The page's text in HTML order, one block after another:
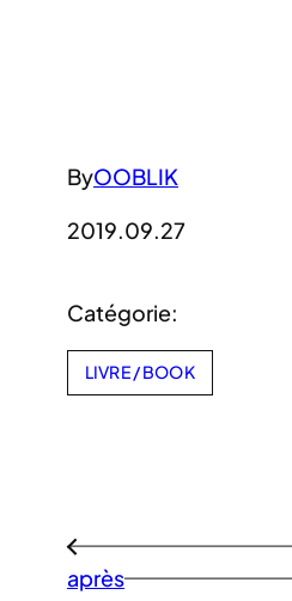
ByOOBLIK
2019.09.27
Catégorie:
LIVRE / BOOK
←
après